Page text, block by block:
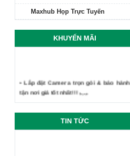
Maxhub Họp Trực Tuyến
KHUYẾN MÃI
• Lắp đặt Camera trọn gói & bảo hành
tận nơi giá tốt nhất!!!
TIN TỨC